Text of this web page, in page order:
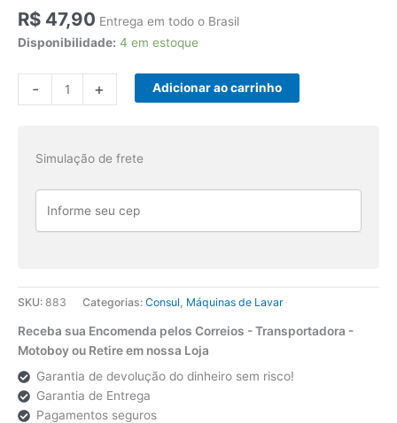
R$ 47,90 Entrega em todo o Brasil
Disponibilidade: 4 em estoque
-
de
Consul
+ Adicionar ao carrinho
Simulação de frete
SKU: 883 Categorias: Consul Máquinas de Lavar
Receba sua Encomenda pelos Correios - Transportadora -
Motoboy ou Retire em nossa Loja
Garantia de devolução do dinheiro sem risco!
Garantia de Entrega
Pagamentos seguros